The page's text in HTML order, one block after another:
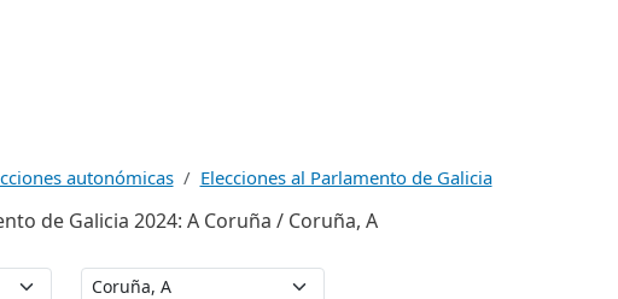
autonómicas Elecciones al Parlamento de Galicia
de Galicia 2024: A Coruña / Coruña, A